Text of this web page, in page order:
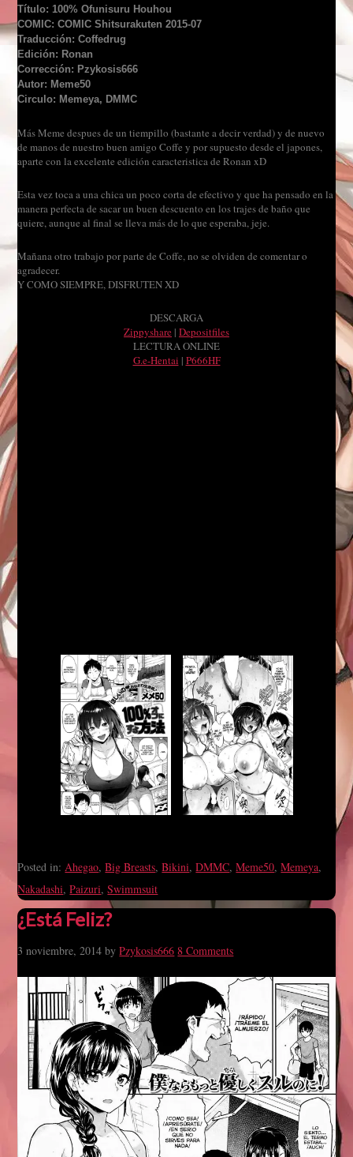
Título: 100% Ofunisuru Houhou
COMIC: COMIC Shitsurakuten 2015-07
Traducción: Coffedrug
Edición: Ronan
Corrección: Pzykosis666
Autor: Meme50
Circulo: Memeya, DMMC
Más Meme despues de un tiempillo (bastante a decir verdad) y de nuevo
de manos de nuestro buen amigo Coffe y por supuesto desde el japones,
aparte con la excelente edición caracteristica de Ronan xD
Esta vez toca a una chica un poco corta de efectivo y que ha pensado en la
manera perfecta de sacar un buen descuento en los trajes de baño que
quiere, aunque al final se lleva más de lo que esperaba, jeje.
Mañana otro trabajo por parte de Coffe, no se olviden de comentar o
agradecer.
Y COMO SIEMPRE, DISFRUTEN XD
DESCARGA
Zippyshare | Depositfiles
LECTURA ONLINE
G.e-Hentai | P666HF
Posted in: Ahegao,Big Breasts,Bikini,DMMC,Meme50,Memeya,
Nakadashi,Paizuri,Swimmsuit
¿Está Feliz?
3 noviembre, 2014 byPzykosis666 8 Comments